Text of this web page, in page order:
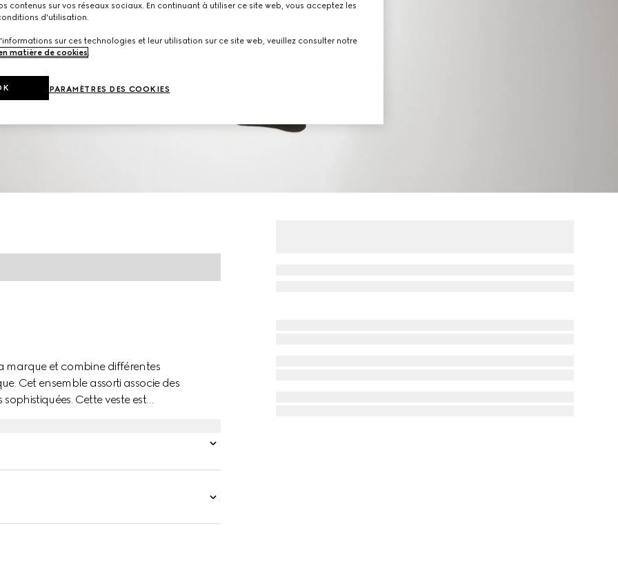
marque et combine différentes
Cet ensemble assorti associe des
Cette veste est
contenus sur vos réseaux sociaux. En continuant à utiliser ce site web, vous acceptez les
d'utilisation.
sur ces technologies et leur utilisation sur ce site web, veuillez consulter notre
matière de cookies.
PARAMÈTRES DES COOKIES